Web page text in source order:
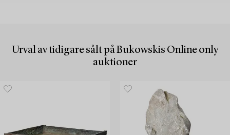
Urval av tidigare sålt på Bukowskis Online only
auktioner